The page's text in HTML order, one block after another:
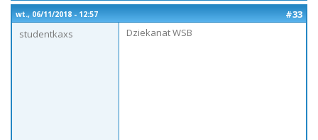
wt., 06/11/2018 - 12:57
#33
studentkaxs
Dziekanat WSB